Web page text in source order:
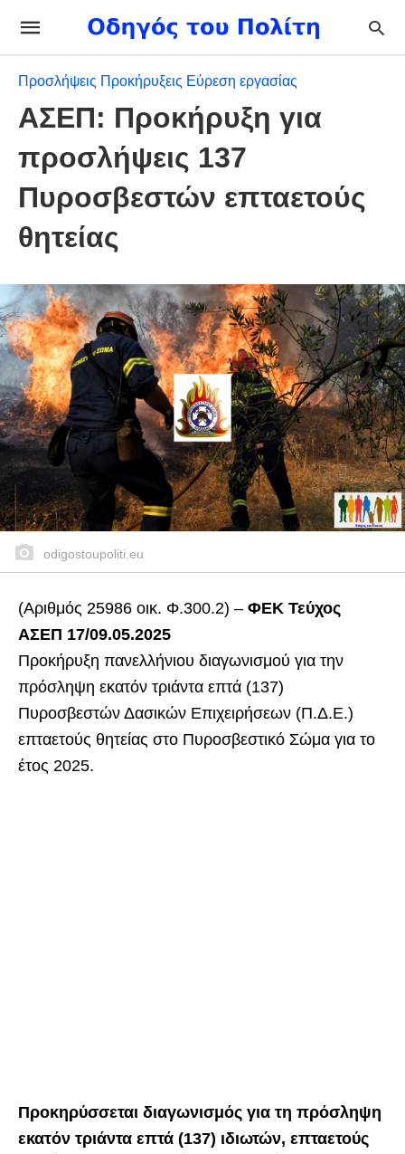
Προσλήψεις Προκήρυξεις Εύρεση εργασίας
ΑΣΕΠ: Προκήρυξη για
προσλήψεις 137
Πυροσβεστών επταετούς
θητείας
odigostoupoliti.eu
(Αριθμός 25986 οικ. Φ.300.2) – ΦΕΚ Τεύχος
ΑΣΕΠ 17/09.05.2025
Προκήρυξη πανελλήνιου διαγωνισμού για την
πρόσληψη εκατόν τριάντα επτά (137)
Πυροσβεστών Δασικών Επιχειρήσεων (Π.Δ.Ε.)
επταετούς θητείας στο Πυροσβεστικό Σώμα για το
έτος 2025.
Προκηρύσσεται διαγωνισμός για τη πρόσληψη
εκατόν τριάντα επτά (137) ιδιωτών, επταετούς